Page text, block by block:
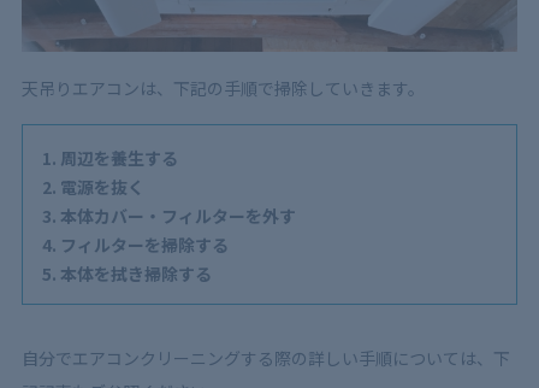
天吊りエアコンの掃除を業者依頼する場合の費用相場
天吊りエアコンは、下記の手順で掃除していきます。
周辺を養生する
電源を抜く
本体カバー・フィルターを外す
フィルターを掃除する
本体を拭き掃除する
自分でエアコンクリーニングする際の詳しい手順については、下